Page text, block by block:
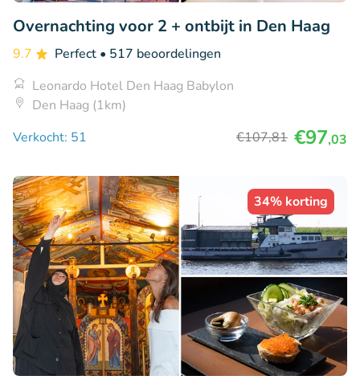
Overnachting voor 2 + ontbijt in Den Haag
9.7 Perfect • 517 beoordelingen
Leonardo Hotel Den Haag Babylon
Den Haag (1km)
Verkocht: 51
€107,81 €97,03
34% korting